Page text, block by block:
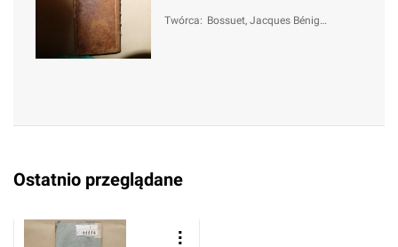
Twórca: Bossuet, Jacques Bénigne
Ostatnio przeglądane